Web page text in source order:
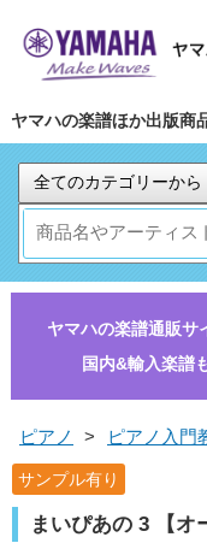
ヤマハの楽譜ほか出版商
ヤマハの楽譜通販サ
国内&輸入楽譜
ピアノ > ピアノ入門
サンプル有り
まいぴあの 3 【オ